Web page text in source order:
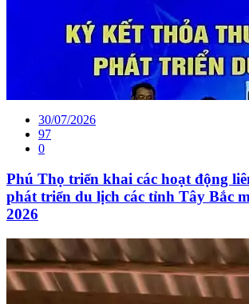
30/07/2026
97
0
Phú Thọ triển khai các hoạt động
phát triển du lịch các tỉnh Tây Bắc
2026